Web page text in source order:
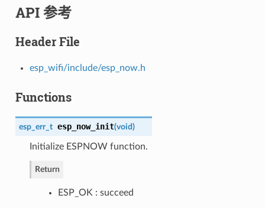
API 参考
Header File
esp_wifi/include/esp_now.h
Functions
esp_err_t esp_now_init(void)
Initialize ESPNOW function.
Return
ESP_OK : succeed